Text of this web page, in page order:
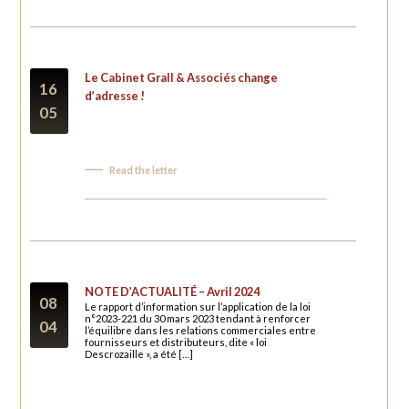
16
05
Le Cabinet Grall & Associés change
d’adresse !
Read the letter
08
04
NOTE D’ACTUALITÉ – Avril 2024
Le rapport d’information sur l’application de la loi
n°2023-221 du 30 mars 2023 tendant à renforcer
l’équilibre dans les relations commerciales entre
fournisseurs et distributeurs, dite « loi
Descrozaille », a été […]